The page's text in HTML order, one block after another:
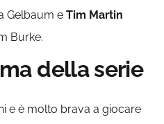
Gelbaum eTim Martin
Burke.
della serie
e è molto brava a giocare